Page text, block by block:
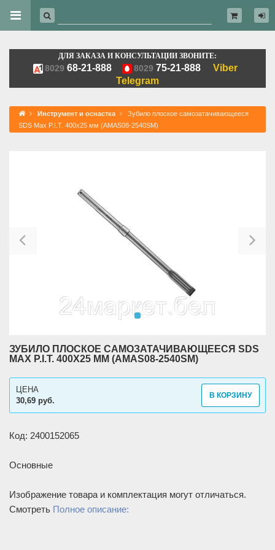
ДЛЯ ЗАКАЗА И КОНСУЛЬТАЦИИ ЗВОНИТЕ:
8029 68-21-888 8029 75-21-888
Viber
Telegram
Инструмент и оснастка
Зубило плоское самозатачивающееся
SDS Max P.I.T. 400х25 мм (AMAS08-2540SM)
ЗУБИЛО ПЛОСКОЕ САМОЗАТАЧИВАЮЩЕЕСЯ SDS
MAX P.I.T. 400Х25 ММ (AMAS08-2540SM)
30,69 руб.
ЦЕНА
В КОРЗИНУ
Код: 2400152065
Основные
Изображение товара и комплектация могут отличаться.
Смотреть Полное описание: